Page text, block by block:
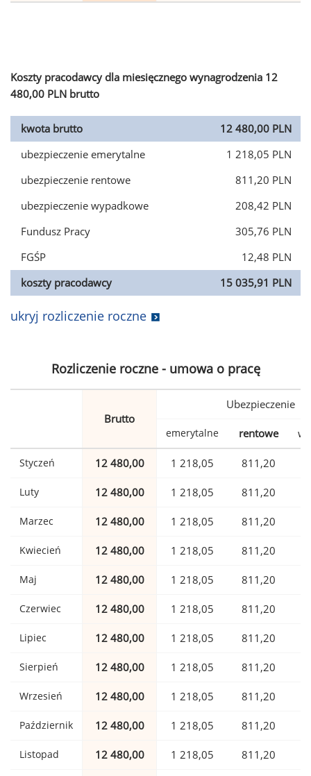
Koszty pracodawcy dla miesięcznego wynagrodzenia 12
480,00 PLN brutto
kwota brutto
12 480,00 PLN
ubezpieczenie emerytalne
1 218,05 PLN
ubezpieczenie rentowe
811,20 PLN
ubezpieczenie wypadkowe
208,42 PLN
Fundusz Pracy
305,76 PLN
FGŚP
12,48 PLN
koszty pracodawcy
15 035,91 PLN
ukryj rozliczenie roczne
Rozliczenie roczne - umowa o pracę
Brutto
Ubezpieczenie
emerytalne rentowe
Styczeń 12 480,00 1 218,05 811,20
Luty 12 480,00 1 218,05 811,20
Marzec 12 480,00 1 218,05 811,20
Kwiecień 12 480,00 1 218,05 811,20
Maj 12 480,00 1 218,05 811,20
Czerwiec 12 480,00 1 218,05 811,20
Lipiec 12 480,00 1 218,05 811,20
Sierpień 12 480,00 1 218,05 811,20
Wrzesień 12 480,00 1 218,05 811,20
Październik 12 480,00 1 218,05 811,20
Listopad 12 480,00 1 218,05 811,20